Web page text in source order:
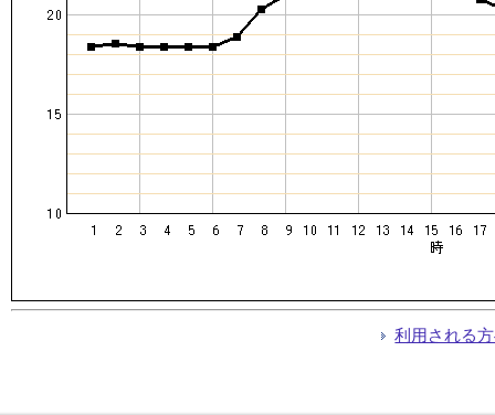
利用される